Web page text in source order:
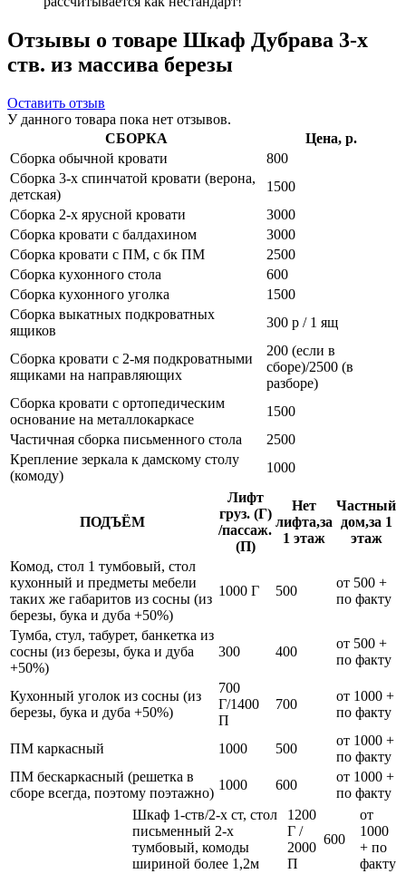
Отзывы о товаре Шкаф Дубрава 3-х
ств. из массива березы
Оставить отзыв
У данного товара пока нет отзывов.
СБОРКА
Цена, р.
Сборка обычной кровати
800
Сборка 3-х спинчатой кровати (верона,
детская)
1500
Сборка 2-х ярусной кровати
3000
Сборка кровати с балдахином
3000
Сборка кровати с ПМ, с бк ПМ
2500
Сборка кухонного стола
600
Сборка кухонного уголка
1500
Сборка выкатных подкроватных
ящиков
300 р / 1 ящ
Сборка кровати с 2-мя подкроватными
ящиками на направляющих
200 (если в
сборе)/2500 (в
разборе)
Сборка кровати с ортопедическим
основание на металлокаркасе
1500
Частичная сборка письменного стола
2500
Крепление зеркала к дамскому столу
(комоду)
1000
ПОДЪЁМ
Лифт
груз. (Г)
/пассаж.
(П)
Нет
лифта,за
1 этаж
Частный
дом,за 1
этаж
Комод, стол 1 тумбовый, стол
кухонный и предметы мебели
таких же габаритов из сосны (из
березы, бука и дуба +50%)
1000 Г 500
от 500 +
по факту
Тумба, стул, табурет, банкетка из
сосны (из березы, бука и дуба
+50%)
300 400
от 500 +
по факту
Кухонный уголок из сосны (из
березы, бука и дуба +50%)
700
Г/1400
П
700
от 1000 +
по факту
ПМ каркасный 1000 500
от 1000 +
по факту
ПМ бескаркасный (решетка в
сборе всегда, поэтому поэтажно)
1000 600
от 1000 +
по факту
Шкаф 1-ств/2-х ст, стол
письменный 2-х
тумбовый, комоды
шириной более 1,2м
1200
Г /
2000
П
600
от
1000
+ по
факту